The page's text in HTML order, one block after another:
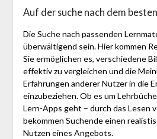
Auf der suche nach dem
Die Suche nach passenden
überwältigend sein. Hier kommen
Sie ermöglichen es, verschiedene
effektiv zu vergleichen und die
Erfahrungen anderer Nutzer in die
einzubeziehen. Ob es um
Lern-Apps geht – durch das Lesen
bekommen Suchende einen
Nutzen eines Angebots.